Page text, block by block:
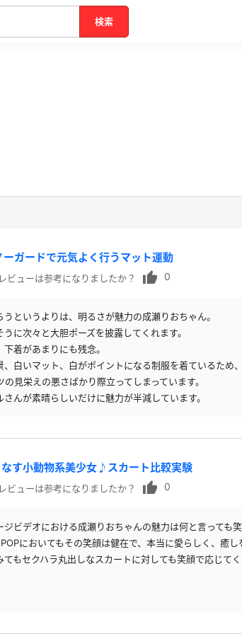
検索
ガードで元気よく行うマット運動
ビューは参考になりましたか？ 0
うというよりは、明るさが魅力の成瀬りおちゃん。
うに次々と大胆ポーズを披露してくれます。
下着があまりにも残念。
、白いマット、白がポイントになる制服を着ているため
の見栄えの悪さばかり際立ってしまっています。
さんが素晴らしいだけに魅力が半減しています。
す小動物系美少女♪スカート比較実験
ビューは参考になりましたか？ 0
ジビデオにおける成瀬りおちゃんの魅力は何と言っても笑
においてもその笑顔は健在で、本当に愛らしく、癒し
てもセクハラ丸出しなスカートに対しても笑顔で応じて